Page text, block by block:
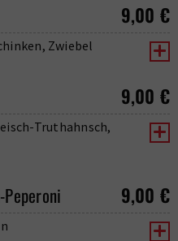
9,00 €
Zwiebel
9,00 €
Truthahnsch,
9,00 €